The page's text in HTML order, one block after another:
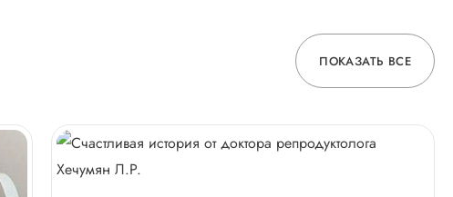
ПОКАЗАТЬ ВСЕ